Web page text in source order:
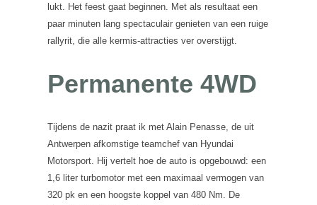
lukt. Het feest gaat beginnen. Met als resultaat een
paar minuten lang spectaculair genieten van een ruige
rallyrit, die alle kermis-attracties ver overstijgt.
Permanente 4WD
Tijdens de nazit praat ik met Alain Penasse, de uit
Antwerpen afkomstige teamchef van Hyundai
Motorsport. Hij vertelt hoe de auto is opgebouwd: een
1,6 liter turbomotor met een maximaal vermogen van
320 pk en een hoogste koppel van 480 Nm. De